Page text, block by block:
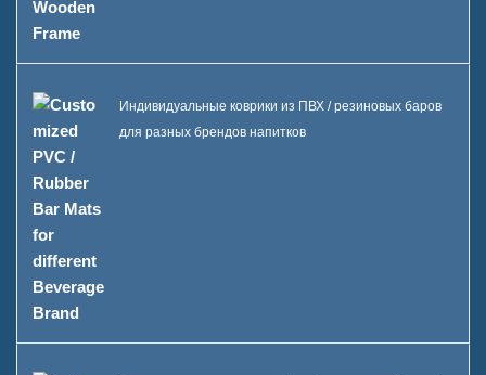
Индивидуальные коврики из ПВХ / резиновых баров
для разных брендов напитков